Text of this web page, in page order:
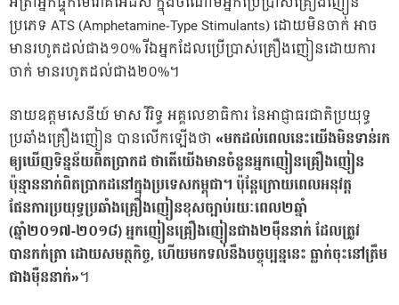
ប្រភេទ ATS (Amphetamine-Type Stimulants) ដោយមិនចាក់ អាច
មានរហូតដល់ជាង១០% រីឯអ្នកដែលប្រើបា្រស់គ្រឿងញៀនដោយការ
ចាក់ មានរហូតដល់ជាង២០%។
នាយឧត្តមសេនីយ៍ មាស វិរិទ្ធ អគ្គលេខាធិការ នៃអាជ្ញាធរជាតិប្រយុទ្ធ
ប្រឆាំងគ្រឿងញៀន បានលើកឡើងថា «មកដល់ពេលនេះយើងមិនទាន់រក
ឲ្យឃើញទិន្នន័យពិតបា្រកដ ថាតើយើងមានចំនួនអ្នកញៀនគ្រឿងញៀន
ប៉ុន្មាននាក់ពិតបា្រកដនៅក្នុងប្រទេសកម្ពុជា។ ប៉ុន្ដែក្រោយពេលអនុវត្ដ
ផែនការប្រយុទ្ធប្រឆាំងគ្រឿងញៀនខុសច្បាប់រយៈពេល២ឆ្នាំ
(ឆ្នាំ២០១៧-២០១៨) អ្នកញៀនគ្រឿងញៀនជាង២ម៉ឺននាក់ ដែលត្រូវ
បានកក់ត្រា ដោយសមត្ថកិច្ច, ហើយមកទល់នឹងបច្ចុប្បន្ននេះ ធ្លាក់ចុះនៅត្រឹម
ជាងម៉ឺននាក់»។